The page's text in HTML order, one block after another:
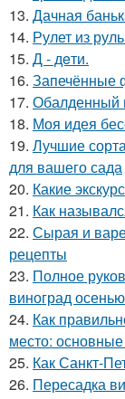
13. Дачная
14. Рулет из
15. Д - дeти.
16. Запечённые
17. Обалденный
18. Моя идея
19. Лучшие
для вашего сада
20. Какие
21. Как
22. Сырая и
рецепты
23. Полное
виноград осенью
24. Как
место:
25. Как Санкт-
26. Пересадка